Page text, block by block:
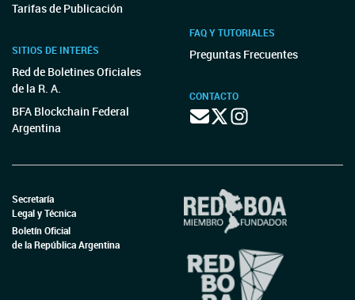
Tarifas de Publicación
SITIOS DE INTERÉS
Red de Boletines Oficiales
de la R. A.
BFA Blockchain Federal
Argentina
FAQ Y TUTORIALES
Preguntas Frecuentes
CONTACTO
Secretaría
Legal y Técnica
Boletín Oficial
de la República Argentina